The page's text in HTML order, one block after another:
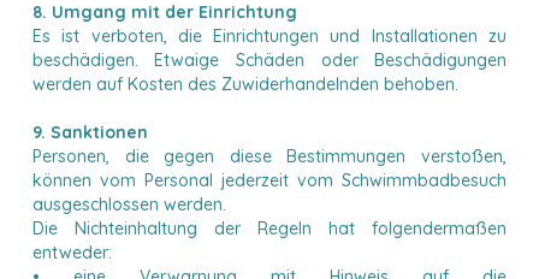
8. Umgang mit der Einrichtung
Es ist verboten, die Einrichtungen und Installationen zu
beschädigen. Etwaige Schäden oder Beschädigungen
werden auf Kosten des Zuwiderhandelnden behoben.
9. Sanktionen
Personen, die gegen diese Bestimmungen verstoßen,
können vom Personal jederzeit vom Schwimmbadbesuch
ausgeschlossen werden.
Die Nichteinhaltung der Regeln hat folgendermaßen
entweder: